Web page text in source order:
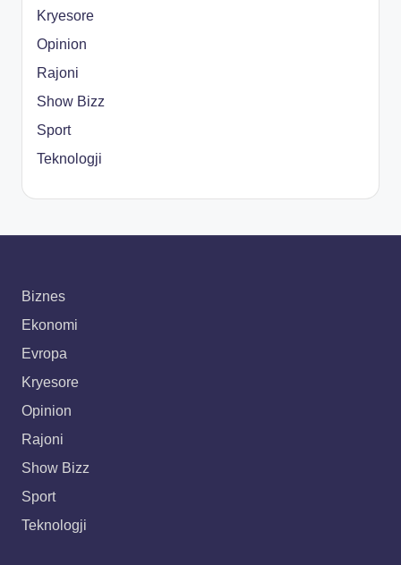
Kryesore
Opinion
Rajoni
Show Bizz
Sport
Teknologji
Biznes
Ekonomi
Evropa
Kryesore
Opinion
Rajoni
Show Bizz
Sport
Teknologji